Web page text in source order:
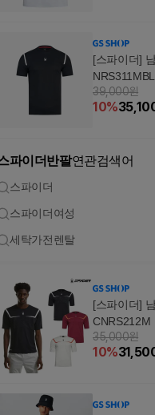
[스파이더]
39,000원
10%
파이더반팔연관검색어
스파이더
스파이더여성
세탁가전렌탈
[스파이더]
CNRS212M
35,000원
10%